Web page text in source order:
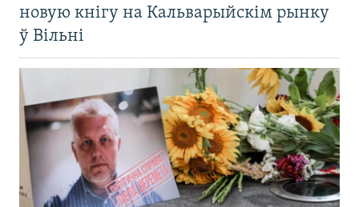
новую кнігу на Кальварыйскім рынку
ў Вільні